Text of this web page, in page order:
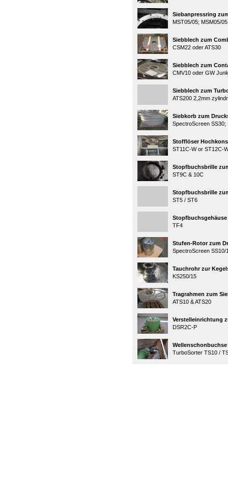
Siebanpressring
MST05/05; MSM05/
Siebblech zum
CSM22 oder ATS30
Siebblech zum
CMV10 oder GW
Siebblech zum
ATS200 2,2mm
Siebkorb zum
SpectroScreen SS30;
Stofflöser
ST11C-W or ST12C-
Stopfbuchsbrille
ST9C & 10C
Stopfbuchsbrille
ST5 / ST6
TF4
Stufen-Rotor zum
SpectroScreen SS10/
Tauchrohr zur
KS250/15
Tragrahmen zum
ATS10 & ATS20
Verstelleinrichtung
DSR2C-P
TurboSorter TS10 /